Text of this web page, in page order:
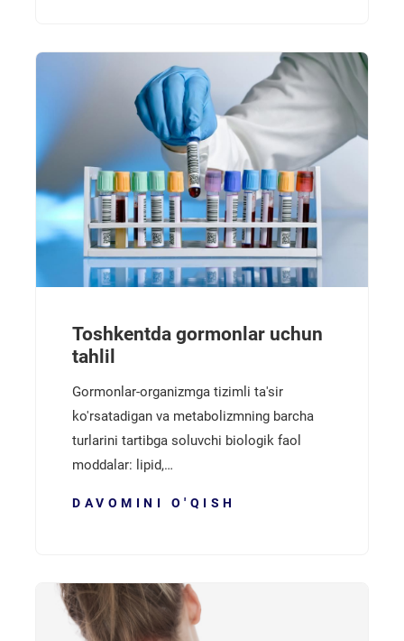
Toshkentda gormonlar uchun
tahlil
Gormonlar-organizmga tizimli ta'sir
ko'rsatadigan va metabolizmning barcha
turlarini tartibga soluvchi biologik faol
moddalar: lipid,…
DAVOMINI O'QISH